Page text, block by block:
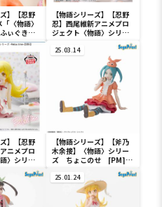
】【忍野
〈物語〉
ぃぐきゅ
【物語シリーズ】【忍野
忍】西尾維新アニメプロ
ジェクト〈物語〉シリー
Bloom-忍野忍
】【忍野
ニメプロ
〉シリー
忍野忍
25.03.14
【物語シリーズ】【斧乃
木余接】〈物語〉シリー
ズ ちょこのせ [PM]フ
ィギュア“斧乃木余接”
25.01.24